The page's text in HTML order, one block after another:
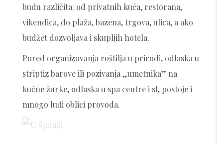
budu različita: od privatnih kuća, restorana,
vikendica, do plaža, bazena, trgova, ulica, a ako
budžet dozvoljava i skupljih hotela.
Pored organizovanja roštilja u prirodi, odlaska u
striptiz barove ili pozivanja „umetnika” na
kućne žurke, odlaska u spa centre i sl, postoje i
mnogo luđi oblici provoda.